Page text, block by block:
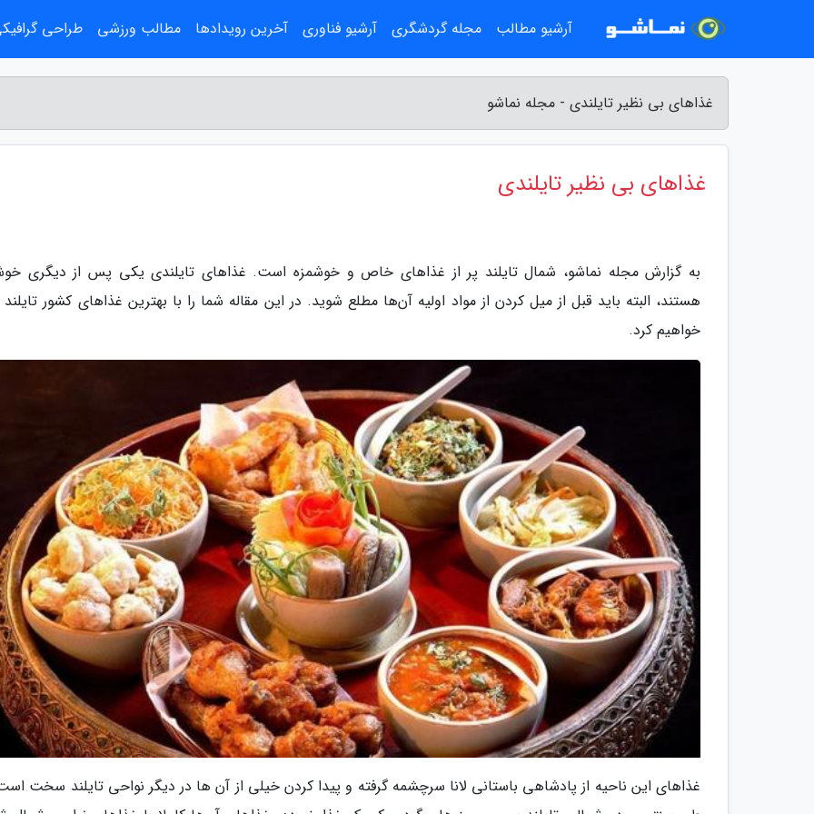
غذاهای بی نظیر تایلندی - مجله نماشو
غذاهای بی نظیر تایلندی
به گزارش مجله نماشو، شمال تایلند پر از غذاهای خاص و خوشمزه است. غذاهای تایلندی یکی پس از دیگری
هستند، البته باید قبل از میل کردن از مواد اولیه آن‌ها مطلع شوید. در این مقاله شما را با بهترین غذاهای کشور تایلند
خواهیم کرد.
غذاهای این ناحیه از پادشاهی باستانی لانا سرچشمه گرفته و پیدا کردن خیلی از آن ها در دیگر نواحی تایلند سخت
آرشیو مطالب مجله گردشگری آرشیو فناوری آخرین رویدادها مطالب ورزشی طراحی